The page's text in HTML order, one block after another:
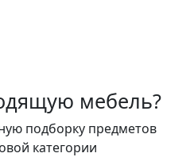
мебель?
подборку предметов
категории